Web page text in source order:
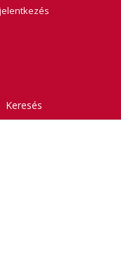
Keresés